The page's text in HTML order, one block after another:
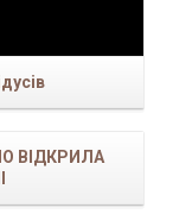
ВІДКРИЛА